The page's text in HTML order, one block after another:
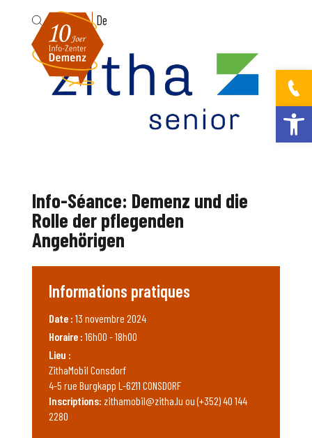
Ouvrir la
Fr De
Info-Séance: Demenz und die
Rolle der pflegenden
Angehörigen
Informations pratiques
Date : 13 novembre 2024
Horaire : 16h00 - 18h00
Lieu :
ZithaMobil Consdorf
4-5 rue Burgkapp L-6211 CONSDORF
Inscriptions: zithamobil@zitha.lu ou (+352) 40 144
2280